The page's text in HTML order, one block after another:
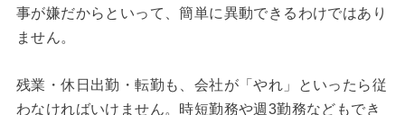
事が嫌だからといって、簡単に異動できるわけではあり
ません。
残業・休日出勤・転勤も、会社が「やれ」といったら従
わなければいけません。時短勤務や週3勤務などもでき